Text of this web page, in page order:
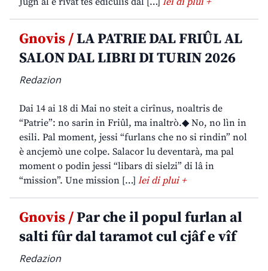
Gnovis /LA PATRIE DAL FRIÛL AL
SALON DAL LIBRI DI TURIN 2026
Redazion
Dai 14 ai 18 di Mai no steit a cirînus, noaltris de
“Patrie”: no sarin in Friûl, ma inaltrò.◆ No, no lìn in
esili. Pal moment, jessi “furlans che no si rindin” nol
è ancjemò une colpe. Salacor lu deventarà, ma pal
moment o podin jessi “libars di sielzi” di lâ in
“mission”. Une mission […] lei di plui +
Gnovis /Par che il popul furlan al
salti fûr dal taramot cul cjâf e vîf
Redazion